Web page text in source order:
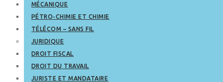
MÉCANIQUE
PÉTRO-CHIMIE ET CHIMIE
TÉLÉCOM – SANS FIL
JURIDIQUE
DROIT FISCAL
DROIT DU TRAVAIL
JURISTE ET MANDATAIRE